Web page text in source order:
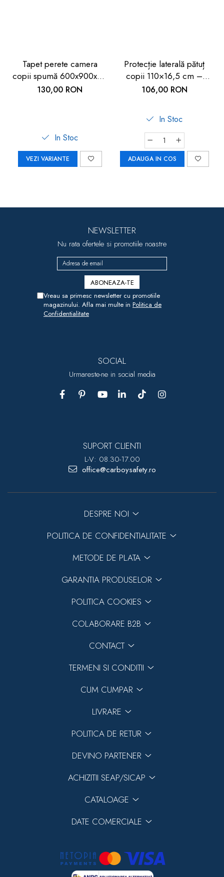
Tapet perete camera
copii spumă 600x900x9 -
Siguranță copii
130,00 RON
In Stoc
VEZI VARIANTE
Protecție laterală pătuț
copii 110×16,5 cm –
Protecție sigură pentru
106,00 RON
In Stoc
ADAUGA IN COS
NEWSLETTER
Nu rata ofertele si promotiile noastre
Vreau sa primesc newsletter cu promotiile
magazinului. Afla mai multe in Politica de
Confidentialitate
SOCIAL
Urmareste-ne in social media
SUPORT CLIENTI
L-V: 08.30-17.00
office@carboysafety.ro
DESPRE NOI
POLITICA DE CONFIDENTIALITATE
METODE DE PLATA
GARANTIA PRODUSELOR
POLITICA COOKIES
COLABORARE B2B
CONTACT
TERMENI SI CONDITII
CUM CUMPAR
LIVRARE
POLITICA DE RETUR
DEVINO PARTENER
ACHIZITII SEAP/SICAP
CATALOAGE
DATE COMERCIALE